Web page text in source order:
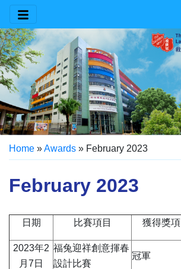
Home »Awards » February 2023
February 2023
日期 比賽項目 獲得獎項
2023年2
月7日
福兔迎祥創意揮春
設計比賽
冠軍